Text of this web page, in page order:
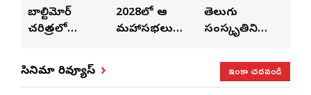
శ్రీధర్
2028లో ఆటా
మహాసభలు
సతీష్ రెడ్డి
తెలుగు
సంస్కృతిని
పెట్టేందుకు
విధానాలు.. ఆటా
సభల్లో డిప్యూటీ
సినిమా రివ్యూస్ ఇంకా చదవండి